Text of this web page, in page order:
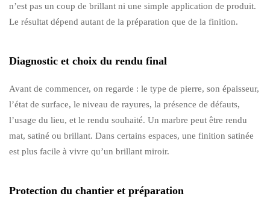
n’est pas un coup de brillant ni une simple application de produit.
Le résultat dépend autant de la préparation que de la finition.
Diagnostic et choix du rendu final
Avant de commencer, on regarde : le type de pierre, son épaisseur,
l’état de surface, le niveau de rayures, la présence de défauts,
l’usage du lieu, et le rendu souhaité. Un marbre peut être rendu
mat, satiné ou brillant. Dans certains espaces, une finition satinée
est plus facile à vivre qu’un brillant miroir.
Protection du chantier et préparation